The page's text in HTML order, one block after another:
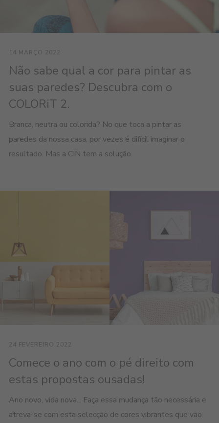
14 MARÇO 2022
Não sabe qual a cor para pintar as
suas paredes? Descubra com o
COLORiT 2.
Branca, neutra ou colorida? No que toca a pintar as
paredes da nossa casa, por vezes é difícil imaginar o
resultado. Mas a CIN tem a solução.
24 FEVEREIRO 2022
Comece o ano com o pé direito com
estas propostas ousadas!
Ano novo, vida nova... Faça essa mudança tão necessária e
atreva-se com esta selecção de cores vibrantes que vão